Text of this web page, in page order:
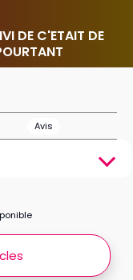
DE C'ETAIT DE
Avis